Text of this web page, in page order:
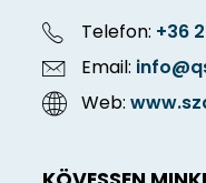
Telefon: +36
Email:
Web: